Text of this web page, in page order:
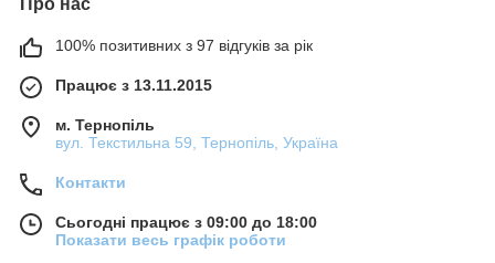
100% позитивних з 97 відгуків за рік
Працює з 13.11.2015
м. Тернопіль
вул. Текстильна 59, Тернопіль, Україна
Контакти
Сьогодні працює з 09:00 до 18:00
Показати весь графік роботи